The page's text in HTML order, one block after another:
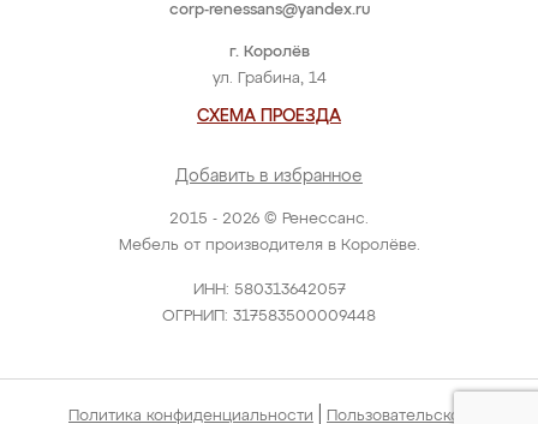
2015 - 2026 © Ренессанс.
Мебель от производителя в Королёве.
ИНН: 580313642057
ОГРНИП: 317583500009448
г. Королёв
ул. Грабина, 14
СХЕМА ПРОЕЗДА
Добавить в избранное
corp-renessans@yandex.ru
Политика конфиденциальности Пользовательское